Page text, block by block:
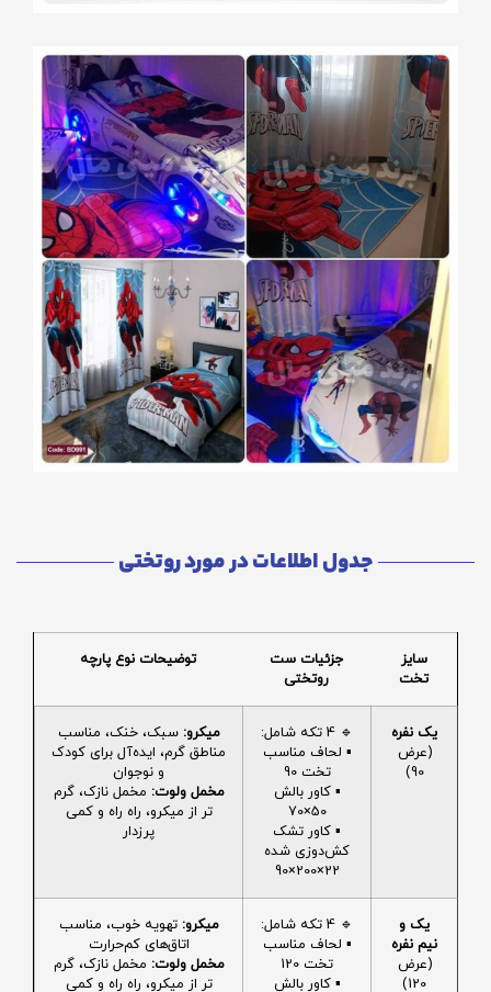
جدول اطلاعات در مورد روتختی
سایز
تخت
جزئیات ست
روتختی
توضیحات نوع پارچه
یک نفره
(عرض
90)
🔹 4 تکه شامل:
▪️ لحاف مناسب
تخت 90
▪️ کاور بالش
50×70
▪️ کاور تشک
کش‌دوزی شده
22×200×90
میکرو: سبک، خنک، مناسب
مناطق گرم، ایده‌آل برای کودک
و نوجوان
مخمل ولوت: مخمل نازک، گرم
تر از میکرو، راه راه و کمی
پرزدار
یک و
نیم نفره
(عرض
120)
🔹 4 تکه شامل:
▪️ لحاف مناسب
تخت 120
▪️ کاور بالش
میکرو: تهویه خوب، مناسب
اتاق‌های کم‌حرارت
مخمل ولوت: مخمل نازک، گرم
تر از میکرو، راه راه و کمی